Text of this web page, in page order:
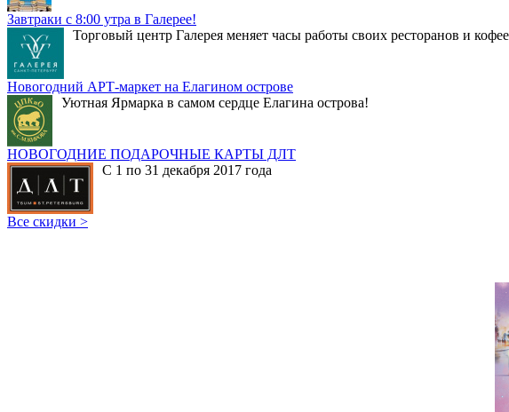
Завтраки с 8:00 утра в Галерее!
Торговый центр Галерея меняет часы работы своих ресторанов и
Новогодний АРТ-маркет на Елагином острове
Уютная Ярмарка в самом сердце Елагина острова!
НОВОГОДНИЕ ПОДАРОЧНЫЕ КАРТЫ ДЛТ
С 1 по 31 декабря 2017 года
Все скидки >